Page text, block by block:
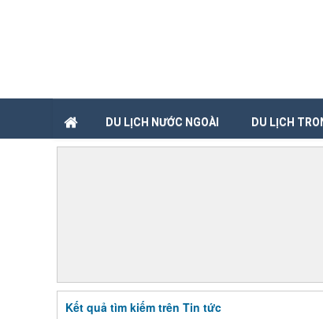
DU LỊCH NƯỚC NGOÀI DU LỊCH
Kết quả tìm kiếm trên Tin tức